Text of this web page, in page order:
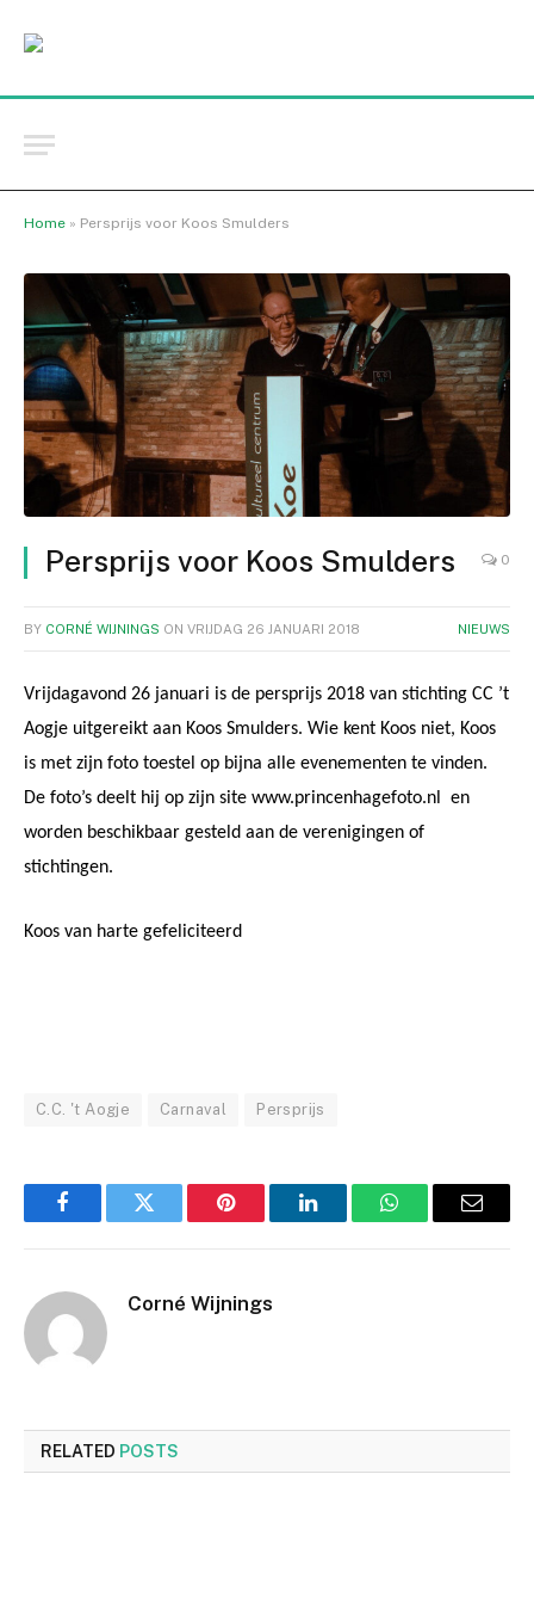
Home » Persprijs voor Koos Smulders
Persprijs voor Koos Smulders 0
BY CORNÉ WIJNINGS ON VRIJDAG 26 JANUARI 2018 NIEUWS
Vrijdagavond 26 januari is de persprijs 2018 van stichting CC ’t
Aogje uitgereikt aan Koos Smulders. Wie kent Koos niet, Koos
is met zijn foto toestel op bijna alle evenementen te vinden.
De foto’s deelt hij op zijn site www.princenhagefoto.nl en
worden beschikbaar gesteld aan de verenigingen of
stichtingen.
Koos van harte gefeliciteerd
C.C. 't Aogje Carnaval Persprijs
FacebookTwitter Pinterest LinkedInWhatsAppEmail
Corné Wijnings
RELATED POSTS